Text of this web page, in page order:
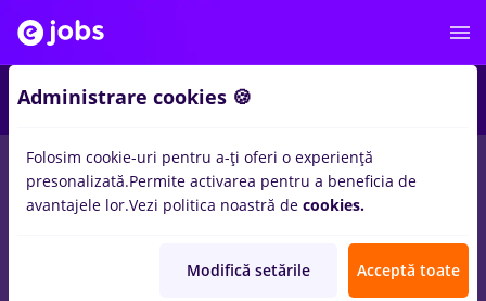
locuri de munca3d artist, Part timeinBucuresti
/ Distributie, Medicina / Sanatate
Administrare cookies 🍪
Folosim cookie-uri pentru a-ți oferi o experiență
presonalizată.Permite activarea pentru a beneficia de
avantajele lor.Vezi politica noastră de cookies.
Modifică setările Acceptă toate